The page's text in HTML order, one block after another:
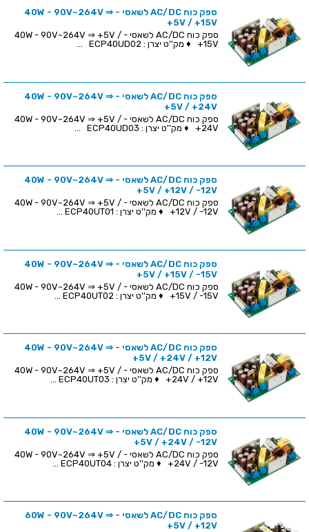
ספק כוח AC/DC לשאסי - 40W - 90V~264V ⇒
+5V / +15V
ספק כוח AC/DC לשאסי - 40W - 90V~264V ⇒ +5V /
+15V ♦ מק''ט יצרן : ECP40UD02 ...
ספק כוח AC/DC לשאסי - 40W - 90V~264V ⇒
+5V / +24V
ספק כוח AC/DC לשאסי - 40W - 90V~264V ⇒ +5V /
+24V ♦ מק''ט יצרן : ECP40UD03 ...
ספק כוח AC/DC לשאסי - 40W - 90V~264V ⇒
+5V / +12V / -12V
ספק כוח AC/DC לשאסי - 40W - 90V~264V ⇒ +5V /
+12V / -12V ♦ מק''ט יצרן : ECP40UT01 ...
ספק כוח AC/DC לשאסי - 40W - 90V~264V ⇒
+5V / +15V / -15V
ספק כוח AC/DC לשאסי - 40W - 90V~264V ⇒ +5V /
+15V / -15V ♦ מק''ט יצרן : ECP40UT02 ...
ספק כוח AC/DC לשאסי - 40W - 90V~264V ⇒
+5V / +24V / +12V
ספק כוח AC/DC לשאסי - 40W - 90V~264V ⇒ +5V /
+24V / +12V ♦ מק''ט יצרן : ECP40UT03 ...
ספק כוח AC/DC לשאסי - 40W - 90V~264V ⇒
+5V / +24V / -12V
ספק כוח AC/DC לשאסי - 40W - 90V~264V ⇒ +5V /
+24V / -12V ♦ מק''ט יצרן : ECP40UT04 ...
ספק כוח AC/DC לשאסי - 60W - 90V~264V ⇒
+5V / +12V